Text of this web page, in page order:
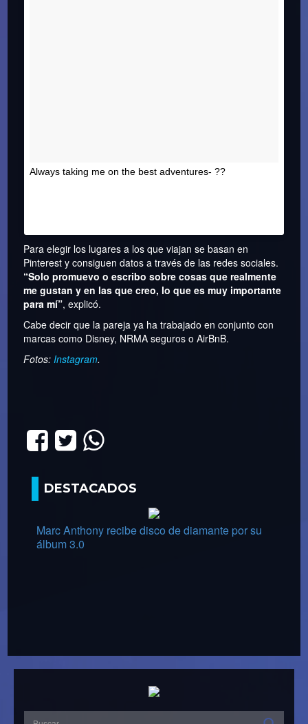
Always taking me on the best adventures- ??
Para elegir los lugares a los que viajan se basan en
Pinterest y consiguen datos a través de las redes sociales.
“Solo promuevo o escribo sobre cosas que realmente
me gustan y en las que creo, lo que es muy importante
para mí”, explicó.
Cabe decir que la pareja ya ha trabajado en conjunto con
marcas como Disney, NRMA seguros o AirBnB.
Fotos:Instagram.
DESTACADOS
Marc Anthony recibe disco de diamante por su
álbum 3.0